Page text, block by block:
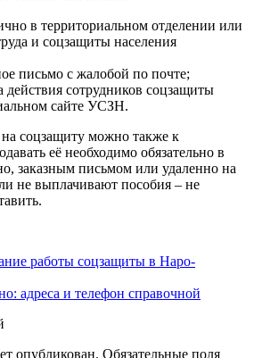
в территориальном отделении или
и соцзащиты населения
письмо с жалобой по почте;
действия сотрудников соцзащиты
сайте УСЗН.
соцзащиту можно также к
её необходимо обязательно в
заказным письмом или удаленно на
не выплачивают пособия – не
работы соцзащиты в Наро-
адреса и телефон справочной
опубликован. Обязательные поля